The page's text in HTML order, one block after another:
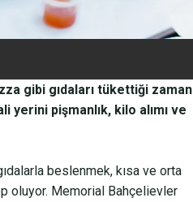
gibi gıdaları tükettiği zaman
pişmanlık, kilo alımı ve
beslenmek, kısa ve orta
oluyor. Memorial Bahçelievler